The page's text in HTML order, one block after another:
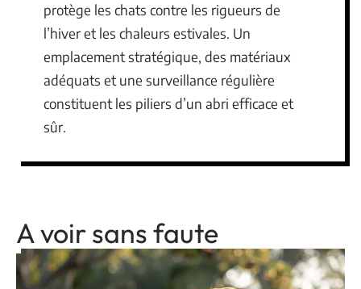
protège les chats contre les rigueurs de
l’hiver et les chaleurs estivales. Un
emplacement stratégique, des matériaux
adéquats et une surveillance régulière
constituent les piliers d’un abri efficace et
sûr.
A voir sans faute